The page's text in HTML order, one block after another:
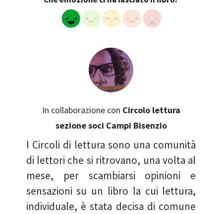
In collaborazione con Circolo lettura
sezione soci Campi Bisenzio
I Circoli di lettura sono una comunità
di lettori che si ritrovano, una volta al
mese, per scambiarsi opinioni e
sensazioni su un libro la cui lettura,
individuale, è stata decisa di comune